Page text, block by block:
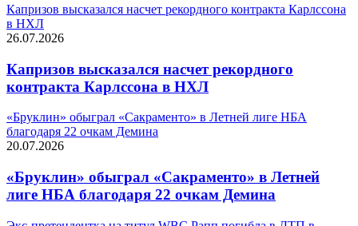
Капризов высказался насчет рекордного контракта Карлссона
в НХЛ
26.07.2026
Капризов высказался насчет рекордного
контракта Карлссона в НХЛ
«Бруклин» обыграл «Сакраменто» в Летней лиге НБА
благодаря 22 очкам Демина
20.07.2026
«Бруклин» обыграл «Сакраменто» в Летней
лиге НБА благодаря 22 очкам Демина